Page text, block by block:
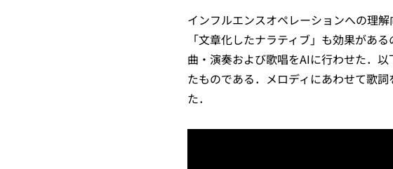
インフルエンスオペレーションへの理
「文章化したナラティブ」も効果があ
曲・演奏および歌唱をAIに行わせた．
たものである．メロディにあわせて歌
た．